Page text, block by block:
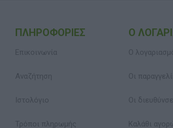
ΠΛΗΡΟΦΟΡΊΕΣ
Επικοινωνία
Αναζήτηση
Ιστολόγιο
Τρόποι πληρωμής
Ο
Ο
Οι
Οι
Καλάθι